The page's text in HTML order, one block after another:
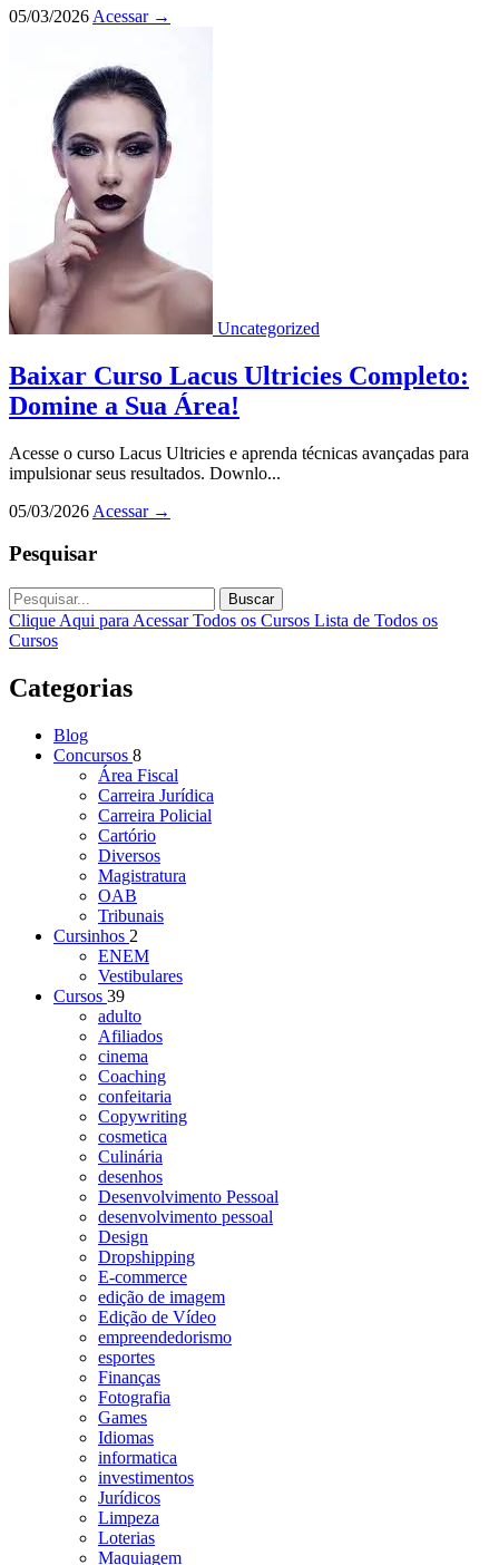
05/03/2026 Acessar →
Uncategorized
Baixar Curso Lacus Ultricies Completo:
Domine a Sua Área!
Acesse o curso Lacus Ultricies e aprenda técnicas avançadas para
impulsionar seus resultados. Downlo...
05/03/2026 Acessar →
Pesquisar
Buscar
Clique Aqui para Acessar Todos os Cursos Lista de Todos os
Cursos
Categorias
Blog
Concursos 8
Área Fiscal
Carreira Jurídica
Carreira Policial
Cartório
Diversos
Magistratura
OAB
Tribunais
Cursinhos 2
ENEM
Vestibulares
Cursos 39
adulto
Afiliados
cinema
Coaching
confeitaria
Copywriting
cosmetica
Culinária
desenhos
Desenvolvimento Pessoal
desenvolvimento pessoal
Design
Dropshipping
E-commerce
edição de imagem
Edição de Vídeo
empreendedorismo
esportes
Finanças
Fotografia
Games
Idiomas
informatica
investimentos
Jurídicos
Limpeza
Loterias
Maquiagem